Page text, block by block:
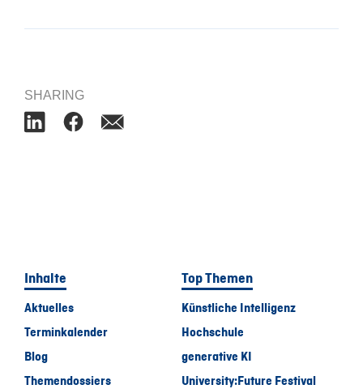
SHARING
Inhalte
Aktuelles
Terminkalender
Blog
Themendossiers
Top Themen
Künstliche Intelligenz
Hochschule
generative KI
University:Future Festival